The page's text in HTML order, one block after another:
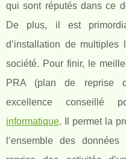
qui sont réputés dans ce
De plus, il est
d’installation de
société. Pour finir, le
PRA (plan de reprise
excellence conseillé
informatique. Il permet la
l’ensemble des